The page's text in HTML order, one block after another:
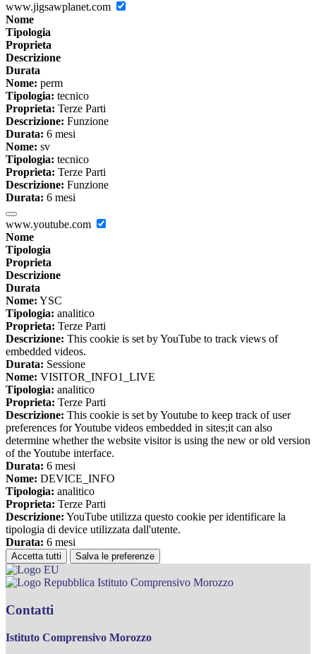
www.jigsawplanet.com
Nome
Tipologia
Proprieta
Descrizione
Durata
Nome: perm
Tipologia: tecnico
Proprieta: Terze Parti
Descrizione: Funzione
Durata: 6 mesi
Nome: sv
Tipologia: tecnico
Proprieta: Terze Parti
Descrizione: Funzione
Durata: 6 mesi
www.youtube.com
Nome
Tipologia
Proprieta
Descrizione
Durata
Nome: YSC
Tipologia: analitico
Proprieta: Terze Parti
Descrizione: This cookie is set by YouTube to track views of
embedded videos.
Durata: Sessione
Nome: VISITOR_INFO1_LIVE
Tipologia: analitico
Proprieta: Terze Parti
Descrizione: This cookie is set by Youtube to keep track of user
preferences for Youtube videos embedded in sites;it can also
determine whether the website visitor is using the new or old version
of the Youtube interface.
Durata: 6 mesi
Nome: DEVICE_INFO
Tipologia: analitico
Proprieta: Terze Parti
Descrizione: YouTube utilizza questo cookie per identificare la
tipologia di device utilizzata dall'utente.
Durata: 6 mesi
Accetta tutti Salva le preferenze
Istituto Comprensivo Morozzo
Contatti
Istituto Comprensivo Morozzo